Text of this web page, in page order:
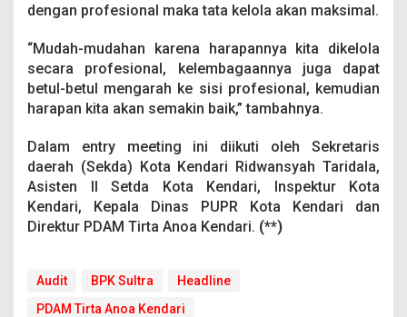
dengan profesional maka tata kelola akan maksimal.
“Mudah-mudahan karena harapannya kita dikelola
secara profesional, kelembagaannya juga dapat
betul-betul mengarah ke sisi profesional, kemudian
harapan kita akan semakin baik,” tambahnya.
Dalam entry meeting ini diikuti oleh Sekretaris
daerah (Sekda) Kota Kendari Ridwansyah Taridala,
Asisten II Setda Kota Kendari, Inspektur Kota
Kendari, Kepala Dinas PUPR Kota Kendari dan
Direktur PDAM Tirta Anoa Kendari. (**)
Audit BPK Sultra
Headline
PDAM Tirta Anoa Kendari